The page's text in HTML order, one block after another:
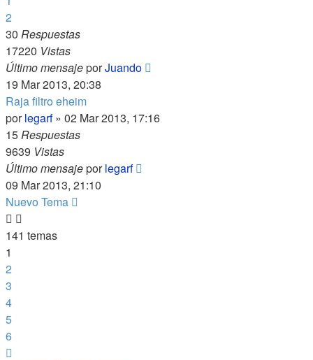
2
30 Respuestas
17220 Vistas
Último mensajeporJuando
19 Mar 2013, 20:38
Raja filtro eheim
porlegarf» 02 Mar 2013, 17:16
15Respuestas
9639 Vistas
Último mensajeporlegarf
09 Mar 2013, 21:10
Nuevo Tema
141 temas
1
2
3
4
5
6